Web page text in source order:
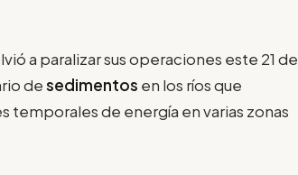
a paralizar sus operaciones este 21 de
desedimentos en los ríos que
de energía en varias zonas